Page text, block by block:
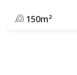
150m²